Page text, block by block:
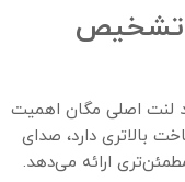
تشخیص
لنت اصلی مگان اهمیت
بالاتری دارد، صدای
ارائه می‌دهد.